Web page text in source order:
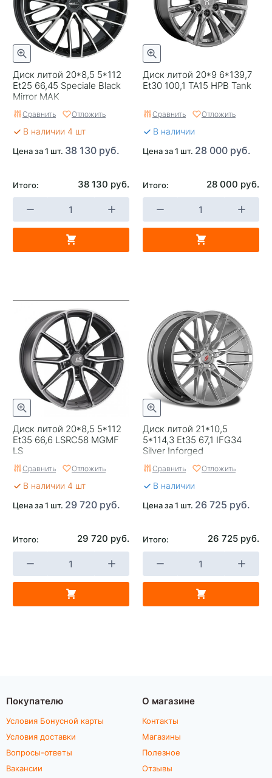
Применяемость
Универсальные
Тип диска
Литые
Гарантия
1 год
Цвет
ободом
Категория
Легковые
Страна изготовителя
Китай
Replica
0
Завод изготовитель
Race Ready
Диск литой 20*8,5 5*112
Et25 66,45 Speciale Black
Mirror MAK
Сравнить Отложить
В наличии 4 шт
Цена за 1 шт. 38 130 руб.
Итого: 38 130 руб.
Диск литой 20*9 6*139,7
Et30 100,1 TA15 HPB Tank
Сравнить Отложить
В наличии
Цена за 1 шт. 28 000 руб.
Итого: 28 000 руб.
Диск литой 20*8,5 5*112
Et35 66,6 LSRC58 MGMF
LS
Сравнить Отложить
В наличии 4 шт
Цена за 1 шт. 29 720 руб.
Итого: 29 720 руб.
Диск литой 21*10,5
5*114,3 Et35 67,1 IFG34
Silver Inforged
Сравнить Отложить
В наличии
Цена за 1 шт. 26 725 руб.
Итого: 26 725 руб.
Покупателю
Условия Бонусной карты
Условия доставки
Вопросы-ответы
Вакансии
О магазине
Контакты
Магазины
Полезное
Отзывы